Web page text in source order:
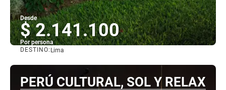
Desde
$ 2.141.100
Por persona
DESTINO: Lima
PERÚ CULTURAL, SOL Y RELAX